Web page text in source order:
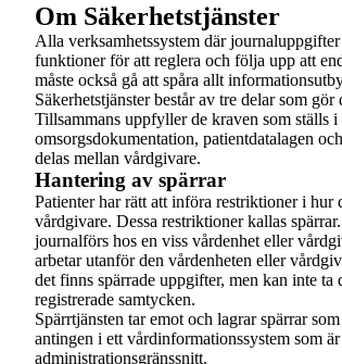
Om Säkerhetstjänster
Alla verksamhetssystem där
funktioner för att reglera och följa upp att
måste också gå att spåra allt
Säkerhetstjänster består av tre delar som
Tillsammans uppfyller de kraven som ställs
omsorgsdokumentation, patientdatalagen
delas mellan vårdgivare.
Hantering av spärrar
Patienter har rätt att införa restriktioner i
vårdgivare. Dessa restriktioner kallas
journalförs hos en viss vårdenhet eller
arbetar utanför den vårdenheten eller
det finns spärrade uppgifter, men kan inte
registrerade samtycken.
Spärrtjänsten tar emot och lagrar spärrar
antingen i ett vårdinformationssystem som
administrationsgränssnitt.